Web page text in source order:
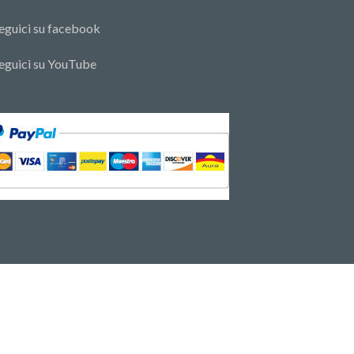
su facebook
su YouTube